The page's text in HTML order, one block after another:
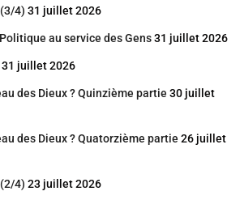
4) 31 juillet 2026
au service des Gens31 juillet 2026
31 juillet 2026
des Dieux ? Quinzième partie 30 juillet
des Dieux ? Quatorzième partie 26 juillet
4) 23 juillet 2026